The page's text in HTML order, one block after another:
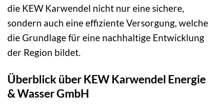
die KEW Karwendel nicht nur eine sichere,
sondern auch eine effiziente Versorgung, welche
die Grundlage für eine nachhaltige Entwicklung
der Region bildet.
Überblick über KEW Karwendel Energie
& Wasser GmbH